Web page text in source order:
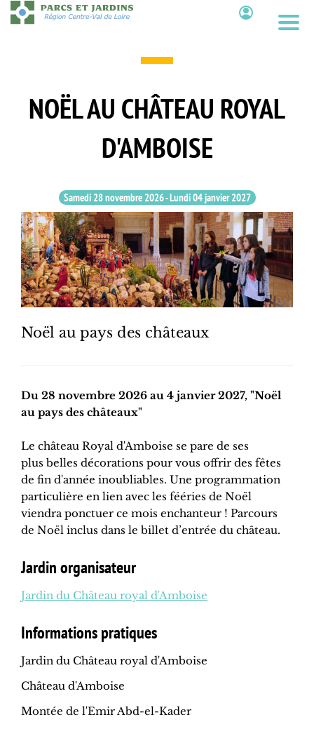
Aller
au
NOËL AU CHÂTEAU ROYAL
D'AMBOISE
Samedi 28 novembre 2026-Lundi 04 janvier 2027
Noël au pays des châteaux
Du 28 novembre 2026 au 4 janvier 2027, "Noël
au pays des châteaux"
Le château Royal d'Amboise se pare de ses
plus belles décorations pour vous offrir des fêtes
de fin d'année inoubliables. Une programmation
particulière en lien avec les fééries de Noël
viendra ponctuer ce mois enchanteur ! Parcours
de Noël inclus dans le billet d’entrée du château.
Jardin organisateur
Jardin du Château royal d'Amboise
Informations pratiques
Jardin du Château royal d'Amboise
Château d'Amboise
Montée de l'Emir Abd-el-Kader